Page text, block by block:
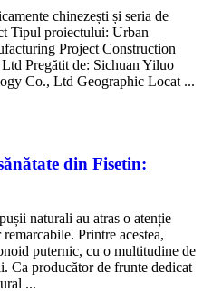
chinezești și seria de
Tipul proiectului: Urban
Project Construction
Pregătit de: Sichuan Yiluo
Co., Ltd Geographic Locat ...
din Fisetin:
naturali au atras o atenție
Printre acestea,
puternic, cu o multitudine de
Ca producător de frunte dedicat
...